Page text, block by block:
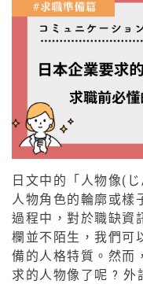
日文中的 「人物像(
人物角色的輪廓或樣
過程中，對於職缺資
欄並不陌生，我們可
備的人格特質。然而
求的人物像了呢 ? 外